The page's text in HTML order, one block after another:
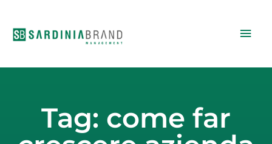
contenuto
Tag: come far